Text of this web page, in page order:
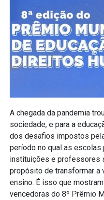
A chegada da pandemia
sociedade, e para a
dos desafios impostos
período no qual as escolas
instituições e professores
propósito de transformar a
ensino. É isso que
vencedoras do 8º Prêmio